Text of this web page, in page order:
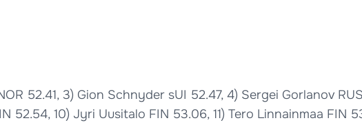
52.41, 3) Gion Schnyder sUI 52.47, 4) Sergei Gorlanov
52.54, 10) Jyri Uusitalo FIN 53.06, 11) Tero Linnainmaa FIN